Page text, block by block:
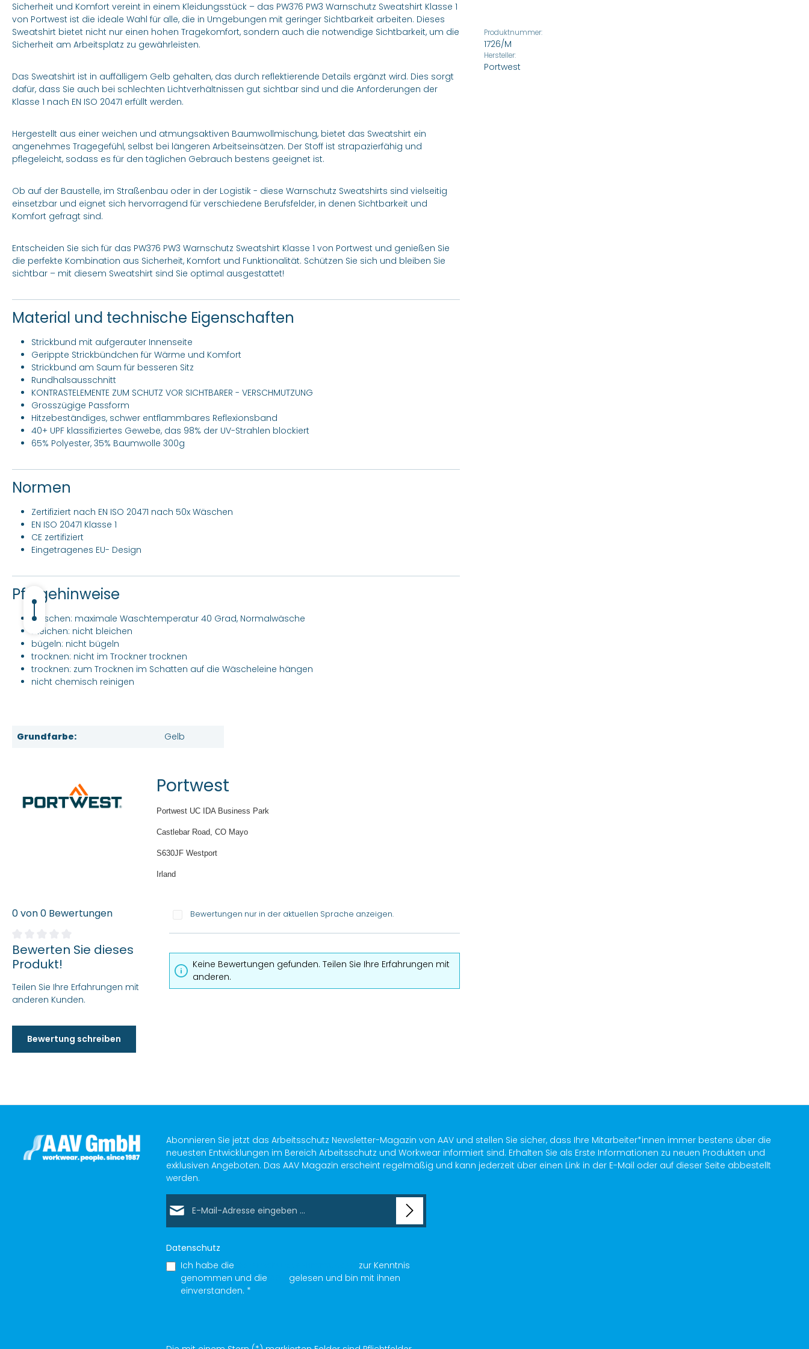
Produktnummer:
1726/M
Hersteller:
Portwest
Sicherheit und Komfort vereint in einem Kleidungsstück – das PW376 PW3 Warnschutz Sweatshirt Klasse 1
von Portwest ist die ideale Wahl für alle, die in Umgebungen mit geringer Sichtbarkeit arbeiten. Dieses
Sweatshirt bietet nicht nur einen hohen Tragekomfort, sondern auch die notwendige Sichtbarkeit, um die
Sicherheit am Arbeitsplatz zu gewährleisten.
Das Sweatshirt ist in auffälligem Gelb gehalten, das durch reflektierende Details ergänzt wird. Dies sorgt
dafür, dass Sie auch bei schlechten Lichtverhältnissen gut sichtbar sind und die Anforderungen der
Klasse 1 nach EN ISO 20471 erfüllt werden.
Hergestellt aus einer weichen und atmungsaktiven Baumwollmischung, bietet das Sweatshirt ein
angenehmes Tragegefühl, selbst bei längeren Arbeitseinsätzen. Der Stoff ist strapazierfähig und
pflegeleicht, sodass es für den täglichen Gebrauch bestens geeignet ist.
Ob auf der Baustelle, im Straßenbau oder in der Logistik - diese Warnschutz Sweatshirts sind vielseitig
einsetzbar und eignet sich hervorragend für verschiedene Berufsfelder, in denen Sichtbarkeit und
Komfort gefragt sind.
Entscheiden Sie sich für das PW376 PW3 Warnschutz Sweatshirt Klasse 1 von Portwest und genießen Sie
die perfekte Kombination aus Sicherheit, Komfort und Funktionalität. Schützen Sie sich und bleiben Sie
sichtbar – mit diesem Sweatshirt sind Sie optimal ausgestattet!
Material und technische Eigenschaften
Strickbund mit aufgerauter Innenseite
Gerippte Strickbündchen für Wärme und Komfort
Strickbund am Saum für besseren Sitz
Rundhalsausschnitt
KONTRASTELEMENTE ZUM SCHUTZ VOR SICHTBARER - VERSCHMUTZUNG
Grosszügige Passform
Hitzebeständiges, schwer entflammbares Reflexionsband
40+ UPF klassifiziertes Gewebe, das 98% der UV-Strahlen blockiert
65% Polyester, 35% Baumwolle 300g
Normen
Zertifiziert nach EN ISO 20471 nach 50x Wäschen
EN ISO 20471 Klasse 1
CE zertifiziert
Eingetragenes EU- Design
Pfelgehinweise
waschen: maximale Waschtemperatur 40 Grad, Normalwäsche
bleichen: nicht bleichen
bügeln: nicht bügeln
trocknen: nicht im Trockner trocknen
trocknen: zum Trocknen im Schatten auf die Wäscheleine hängen
nicht chemisch reinigen
Grundfarbe: Gelb
Portwest
Portwest UC IDA Business Park
Castlebar Road, CO Mayo
S630JF Westport
Irland
0 von 0 Bewertungen
Durchschnittliche Bewertung von 0 von 5 Sternen
Bewerten Sie dieses
Produkt!
Teilen Sie Ihre Erfahrungen mit
anderen Kunden.
Bewertung schreiben
Bewertungen nur in der aktuellen Sprache anzeigen.
Keine Bewertungen gefunden. Teilen Sie Ihre Erfahrungen mit
anderen.
Abonnieren Sie jetzt das Arbeitsschutz Newsletter-Magazin von AAV und stellen Sie sicher, dass Ihre Mitarbeiter*innen immer bestens über die
neuesten Entwicklungen im Bereich Arbeitsschutz und Workwear informiert sind. Erhalten Sie als Erste Informationen zu neuen Produkten und
exklusiven Angeboten. Das AAV Magazin erscheint regelmäßig und kann jederzeit über einen Link in der E-Mail oder auf dieser Seite abbestellt
werden.
Datenschutz
Ich habe die
zur Kenntnis
genommen und die
gelesen und bin mit ihnen
einverstanden. *